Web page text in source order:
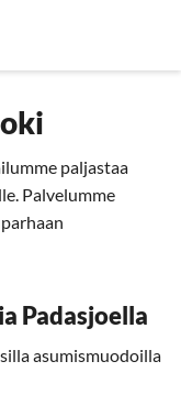
paljastaa
Palvelumme
Padasjoella
asumismuodoilla